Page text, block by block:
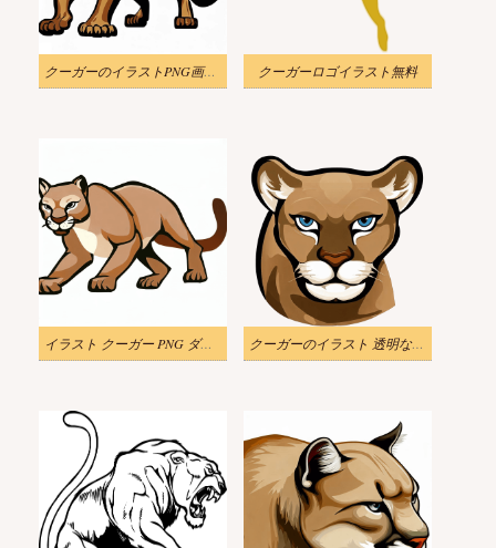
クーガーのイラストPNG画像 3 クーガーロゴイラスト無料
イラスト クーガー PNG ダウンロード クーガーのイラスト 透明な背景 2